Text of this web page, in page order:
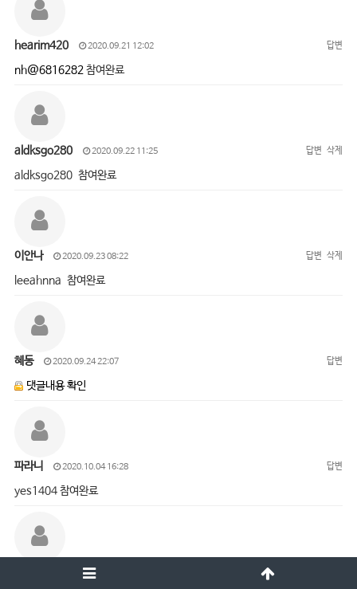
hearim420 2020.09.21 12:02 답변
nh@6816282참여완료
aldksgo280 2020.09.22 11:25 답변 삭제
aldksgo280 참여완료
이안나 2020.09.23 08:22 답변 삭제
leeahnna 참여완료
혜동 2020.09.24 22:07 답변
댓글내용 확인
파라니 2020.10.04 16:28 답변
yes1404 참여완료
2020.10.05 15:01